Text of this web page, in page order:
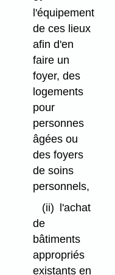
l'équipement
de ces lieux
afin d'en
faire un
foyer, des
logements
pour
personnes
âgées ou
des foyers
de soins
personnels,
(ii) l'achat
de
bâtiments
appropriés
existants en